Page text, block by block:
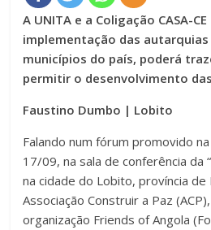
A UNITA e a Coligação CASA-
implementação das
municípios do país, poderá
permitir o desenvolvimento
Faustino Dumbo | Lobito
Falando num fórum promovido
17/09, na sala de conferência da
na cidade do Lobito, província de
Associação Construir a Paz
organização Friends of Angola